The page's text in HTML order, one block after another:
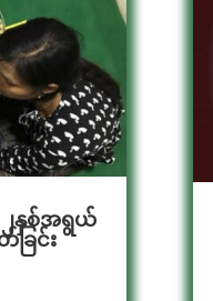
နှစ်အရွယ်
ြင်း